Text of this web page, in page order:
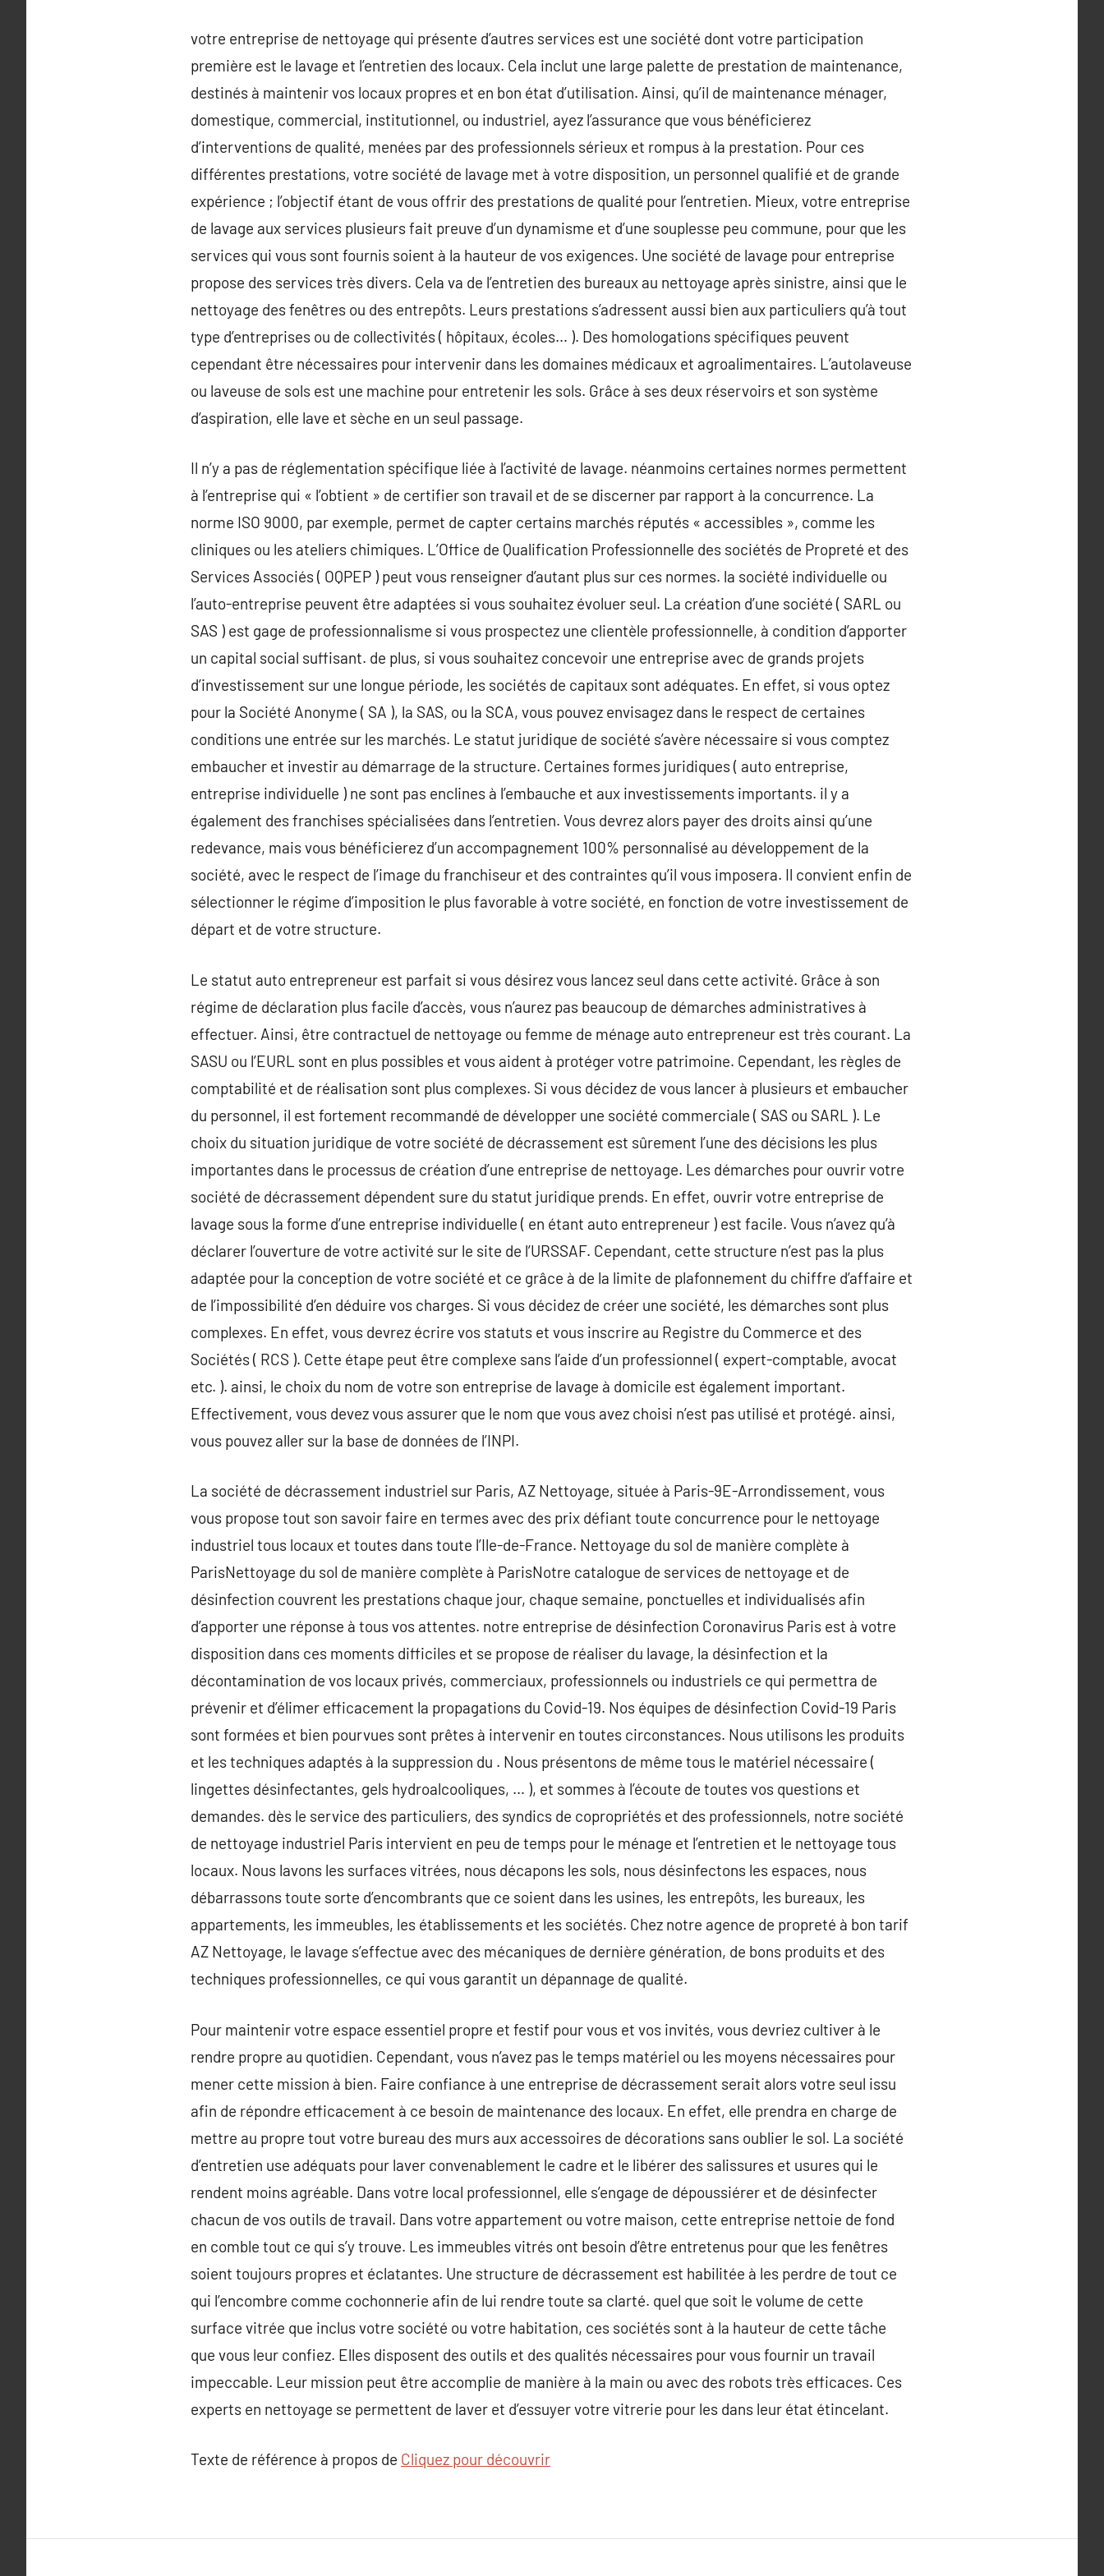
votre entreprise de nettoyage qui présente d’autres services est une société dont votre participation
première est le lavage et l’entretien des locaux. Cela inclut une large palette de prestation de maintenance,
destinés à maintenir vos locaux propres et en bon état d’utilisation. Ainsi, qu’il de maintenance ménager,
domestique, commercial, institutionnel, ou industriel, ayez l’assurance que vous bénéficierez
d’interventions de qualité, menées par des professionnels sérieux et rompus à la prestation. Pour ces
différentes prestations, votre société de lavage met à votre disposition, un personnel qualifié et de grande
expérience ; l’objectif étant de vous offrir des prestations de qualité pour l’entretien. Mieux, votre entreprise
de lavage aux services plusieurs fait preuve d’un dynamisme et d’une souplesse peu commune, pour que les
services qui vous sont fournis soient à la hauteur de vos exigences. Une société de lavage pour entreprise
propose des services très divers. Cela va de l’entretien des bureaux au nettoyage après sinistre, ainsi que le
nettoyage des fenêtres ou des entrepôts. Leurs prestations s’adressent aussi bien aux particuliers qu’à tout
type d’entreprises ou de collectivités ( hôpitaux, écoles… ). Des homologations spécifiques peuvent
cependant être nécessaires pour intervenir dans les domaines médicaux et agroalimentaires. L’autolaveuse
ou laveuse de sols est une machine pour entretenir les sols. Grâce à ses deux réservoirs et son système
d’aspiration, elle lave et sèche en un seul passage.
Il n’y a pas de réglementation spécifique liée à l’activité de lavage. néanmoins certaines normes permettent
à l’entreprise qui « l’obtient » de certifier son travail et de se discerner par rapport à la concurrence. La
norme ISO 9000, par exemple, permet de capter certains marchés réputés « accessibles », comme les
cliniques ou les ateliers chimiques. L’Office de Qualification Professionnelle des sociétés de Propreté et des
Services Associés ( OQPEP ) peut vous renseigner d’autant plus sur ces normes. la société individuelle ou
l’auto-entreprise peuvent être adaptées si vous souhaitez évoluer seul. La création d’une société ( SARL ou
SAS ) est gage de professionnalisme si vous prospectez une clientèle professionnelle, à condition d’apporter
un capital social suffisant. de plus, si vous souhaitez concevoir une entreprise avec de grands projets
d’investissement sur une longue période, les sociétés de capitaux sont adéquates. En effet, si vous optez
pour la Société Anonyme ( SA ), la SAS, ou la SCA, vous pouvez envisagez dans le respect de certaines
conditions une entrée sur les marchés. Le statut juridique de société s’avère nécessaire si vous comptez
embaucher et investir au démarrage de la structure. Certaines formes juridiques ( auto entreprise,
entreprise individuelle ) ne sont pas enclines à l’embauche et aux investissements importants. il y a
également des franchises spécialisées dans l’entretien. Vous devrez alors payer des droits ainsi qu’une
redevance, mais vous bénéficierez d’un accompagnement 100% personnalisé au développement de la
société, avec le respect de l’image du franchiseur et des contraintes qu’il vous imposera. Il convient enfin de
sélectionner le régime d’imposition le plus favorable à votre société, en fonction de votre investissement de
départ et de votre structure.
Le statut auto entrepreneur est parfait si vous désirez vous lancez seul dans cette activité. Grâce à son
régime de déclaration plus facile d’accès, vous n’aurez pas beaucoup de démarches administratives à
effectuer. Ainsi, être contractuel de nettoyage ou femme de ménage auto entrepreneur est très courant. La
SASU ou l’EURL sont en plus possibles et vous aident à protéger votre patrimoine. Cependant, les règles de
comptabilité et de réalisation sont plus complexes. Si vous décidez de vous lancer à plusieurs et embaucher
du personnel, il est fortement recommandé de développer une société commerciale ( SAS ou SARL ). Le
choix du situation juridique de votre société de décrassement est sûrement l’une des décisions les plus
importantes dans le processus de création d’une entreprise de nettoyage. Les démarches pour ouvrir votre
société de décrassement dépendent sure du statut juridique prends. En effet, ouvrir votre entreprise de
lavage sous la forme d’une entreprise individuelle ( en étant auto entrepreneur ) est facile. Vous n’avez qu’à
déclarer l’ouverture de votre activité sur le site de l’URSSAF. Cependant, cette structure n’est pas la plus
adaptée pour la conception de votre société et ce grâce à de la limite de plafonnement du chiffre d’affaire et
de l’impossibilité d’en déduire vos charges. Si vous décidez de créer une société, les démarches sont plus
complexes. En effet, vous devrez écrire vos statuts et vous inscrire au Registre du Commerce et des
Sociétés ( RCS ). Cette étape peut être complexe sans l’aide d’un professionnel ( expert-comptable, avocat
etc. ). ainsi, le choix du nom de votre son entreprise de lavage à domicile est également important.
Effectivement, vous devez vous assurer que le nom que vous avez choisi n’est pas utilisé et protégé. ainsi,
vous pouvez aller sur la base de données de l’INPI.
La société de décrassement industriel sur Paris, AZ Nettoyage, située à Paris-9E-Arrondissement, vous
vous propose tout son savoir faire en termes avec des prix défiant toute concurrence pour le nettoyage
industriel tous locaux et toutes dans toute l’Ile-de-France. Nettoyage du sol de manière complète à
ParisNettoyage du sol de manière complète à ParisNotre catalogue de services de nettoyage et de
désinfection couvrent les prestations chaque jour, chaque semaine, ponctuelles et individualisés afin
d’apporter une réponse à tous vos attentes. notre entreprise de désinfection Coronavirus Paris est à votre
disposition dans ces moments difficiles et se propose de réaliser du lavage, la désinfection et la
décontamination de vos locaux privés, commerciaux, professionnels ou industriels ce qui permettra de
prévenir et d’élimer efficacement la propagations du Covid-19. Nos équipes de désinfection Covid-19 Paris
sont formées et bien pourvues sont prêtes à intervenir en toutes circonstances. Nous utilisons les produits
et les techniques adaptés à la suppression du . Nous présentons de même tous le matériel nécessaire (
lingettes désinfectantes, gels hydroalcooliques, … ), et sommes à l’écoute de toutes vos questions et
demandes. dès le service des particuliers, des syndics de copropriétés et des professionnels, notre société
de nettoyage industriel Paris intervient en peu de temps pour le ménage et l’entretien et le nettoyage tous
locaux. Nous lavons les surfaces vitrées, nous décapons les sols, nous désinfectons les espaces, nous
débarrassons toute sorte d’encombrants que ce soient dans les usines, les entrepôts, les bureaux, les
appartements, les immeubles, les établissements et les sociétés. Chez notre agence de propreté à bon tarif
AZ Nettoyage, le lavage s’effectue avec des mécaniques de dernière génération, de bons produits et des
techniques professionnelles, ce qui vous garantit un dépannage de qualité.
Pour maintenir votre espace essentiel propre et festif pour vous et vos invités, vous devriez cultiver à le
rendre propre au quotidien. Cependant, vous n’avez pas le temps matériel ou les moyens nécessaires pour
mener cette mission à bien. Faire confiance à une entreprise de décrassement serait alors votre seul issu
afin de répondre efficacement à ce besoin de maintenance des locaux. En effet, elle prendra en charge de
mettre au propre tout votre bureau des murs aux accessoires de décorations sans oublier le sol. La société
d’entretien use adéquats pour laver convenablement le cadre et le libérer des salissures et usures qui le
rendent moins agréable. Dans votre local professionnel, elle s’engage de dépoussiérer et de désinfecter
chacun de vos outils de travail. Dans votre appartement ou votre maison, cette entreprise nettoie de fond
en comble tout ce qui s’y trouve. Les immeubles vitrés ont besoin d’être entretenus pour que les fenêtres
soient toujours propres et éclatantes. Une structure de décrassement est habilitée à les perdre de tout ce
qui l’encombre comme cochonnerie afin de lui rendre toute sa clarté. quel que soit le volume de cette
surface vitrée que inclus votre société ou votre habitation, ces sociétés sont à la hauteur de cette tâche
que vous leur confiez. Elles disposent des outils et des qualités nécessaires pour vous fournir un travail
impeccable. Leur mission peut être accomplie de manière à la main ou avec des robots très efficaces. Ces
experts en nettoyage se permettent de laver et d’essuyer votre vitrerie pour les dans leur état étincelant.
Texte de référence à propos de Cliquez pour découvrir